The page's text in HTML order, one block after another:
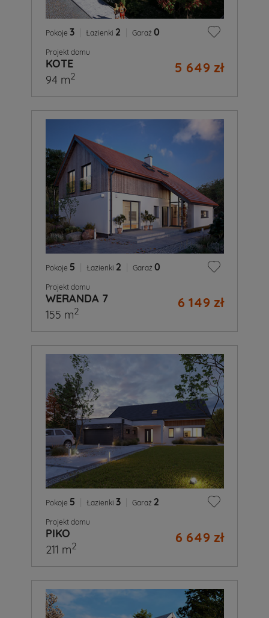
Pokoje 3 Łazienki 2 Garaż 0
Projekt domu
KOTE 5 649 zł
94 m2
Pokoje 5 Łazienki 2 Garaż 0
Projekt domu
WERANDA 7 6 149 zł
155 m2
Pokoje 5 Łazienki 3 Garaż 2
Projekt domu
PIKO 6 649 zł
211 m2